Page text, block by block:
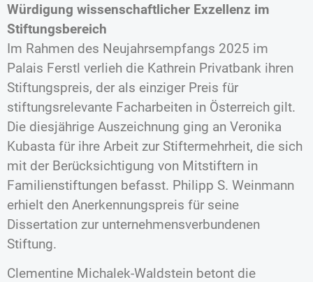
Würdigung wissenschaftlicher Exzellenz im
Stiftungsbereich
Im Rahmen des Neujahrsempfangs 2025 im
Palais Ferstl verlieh die Kathrein Privatbank ihren
Stiftungspreis, der als einziger Preis für
stiftungsrelevante Facharbeiten in Österreich gilt.
Die diesjährige Auszeichnung ging an Veronika
Kubasta für ihre Arbeit zur Stiftermehrheit, die sich
mit der Berücksichtigung von Mitstiftern in
Familienstiftungen befasst. Philipp S. Weinmann
erhielt den Anerkennungspreis für seine
Dissertation zur unternehmensverbundenen
Stiftung.
Clementine Michalek-Waldstein betont die